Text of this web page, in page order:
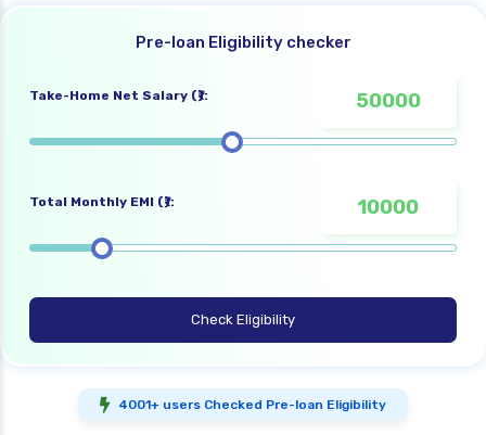
Pre-loan Eligibility checker
Take-Home Net Salary (₹):
Total Monthly EMI (₹):
Check Eligibility
4001+ users Checked Pre-loan Eligibility